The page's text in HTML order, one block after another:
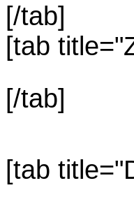
[/tab]
[tab
[/tab]
[tab